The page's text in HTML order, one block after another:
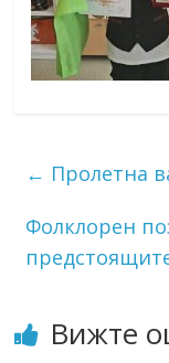
← Пролетна
Фолклорен
Вижте